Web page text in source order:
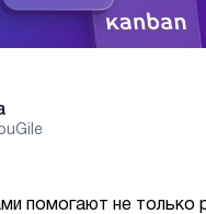
помогают не только